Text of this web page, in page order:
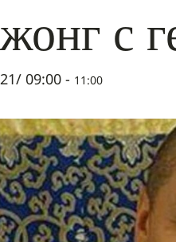
с
09:00 - 11:00